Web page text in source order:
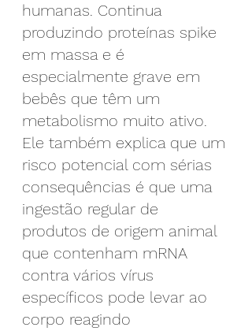
humanas. Continua
produzindo proteínas spike
em massa e é
especialmente grave em
bebês que têm um
metabolismo muito ativo.
Ele também explica que um
risco potencial com sérias
consequências é que uma
ingestão regular de
produtos de origem animal
que contenham mRNA
contra vários vírus
específicos pode levar ao
corpo reagindo